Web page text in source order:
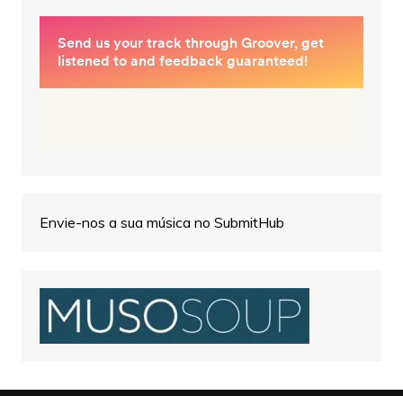
Envie-nos a sua música no SubmitHub